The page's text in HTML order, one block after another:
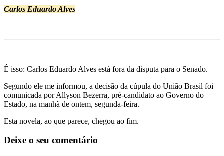
Carlos Eduardo Alves
É isso: Carlos Eduardo Alves está fora da disputa para o Senado.
Segundo ele me informou, a decisão da cúpula do União Brasil foi
comunicada por Allyson Bezerra, pré-candidato ao Governo do
Estado, na manhã de ontem, segunda-feira.
Esta novela, ao que parece, chegou ao fim.
Deixe o seu comentário